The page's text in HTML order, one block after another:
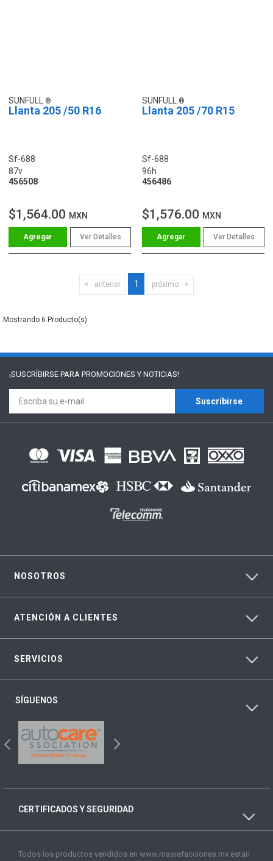
SUNFULL
Llanta 205 /50 R16
Sf-688
87v
456508
$1,564.00 MXN
Ver Detalles
SUNFULL
Llanta 205 /70 R15
Sf-688
96h
456486
$1,576.00 MXN
Ver Detalles
anterior 1 próximo
6
¡SUSCRÍBIRSE PARA PROMOCIONES Y NOTICIAS!
Suscríbirse
NOSOTROS
ATENCIÓN A CLIENTES
SERVICIOS
SÍGUENOS
CERTIFICADOS Y SEGURIDAD
Todos los productos vendidos en www.masrefacciones.mx están